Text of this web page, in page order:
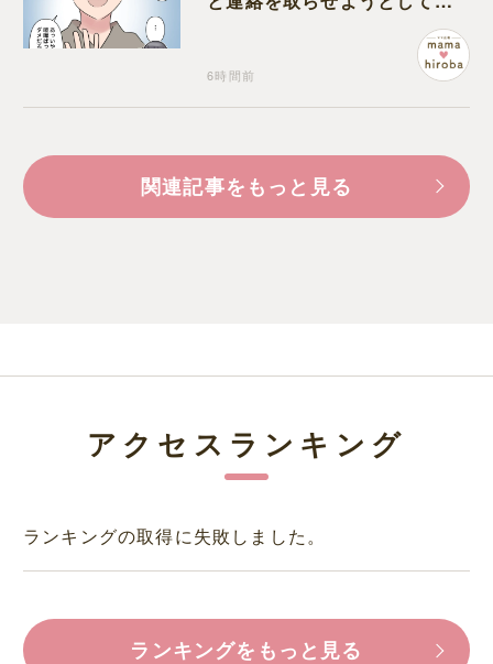
6時間前
関連記事をもっと見る
アクセスランキング
ランキングの取得に失敗しました。
ランキングをもっと見る